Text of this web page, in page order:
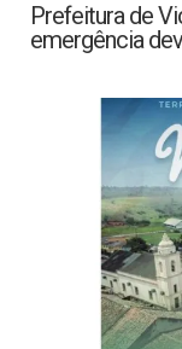
Prefeitura de
emergência